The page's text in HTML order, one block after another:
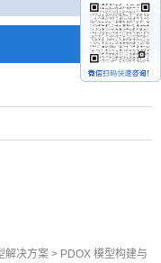
解决方案 > PDOX 模型构建与